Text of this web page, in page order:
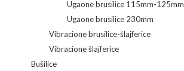
Ugaone brusilice 115mm-125mm
Ugaone brusilice 230mm
Vibracione brusilice-šlajferice
Vibracione šlajferice
Bušilice